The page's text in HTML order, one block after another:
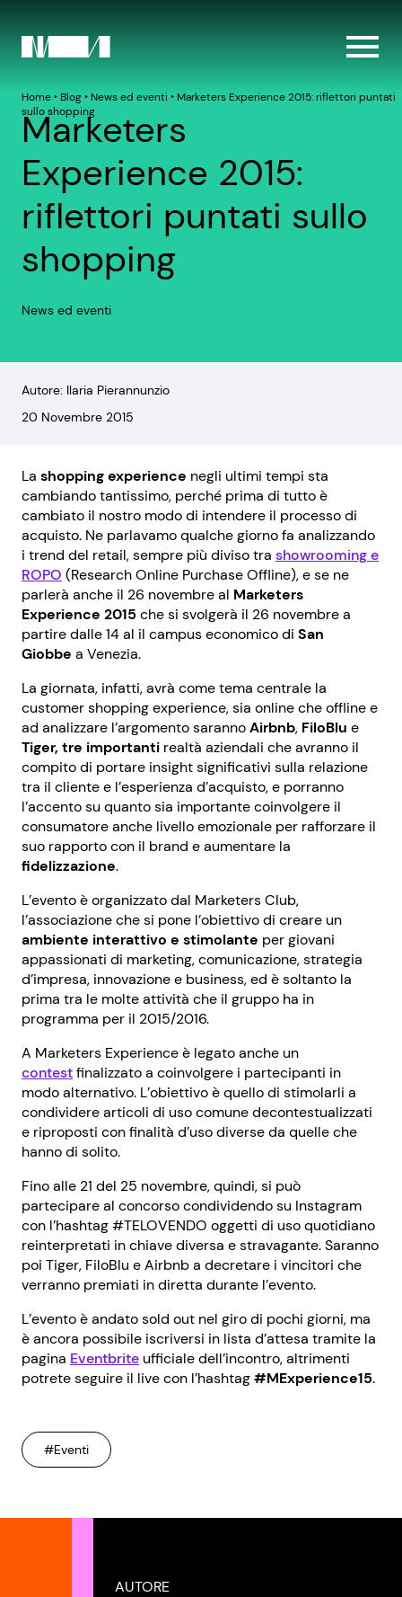
Home‣ Blog‣ News ed eventi ‣ Marketers Experience 2015: riflettori puntati
sullo shopping
Marketers
Experience 2015:
riflettori puntati sullo
shopping
News ed eventi
Autore: Ilaria Pierannunzio
20 Novembre 2015
La shopping experience negli ultimi tempi sta
cambiando tantissimo, perché prima di tutto è
cambiato il nostro modo di intendere il processo di
acquisto. Ne parlavamo qualche giorno fa analizzando
i trend del retail, sempre più diviso tra showrooming e
ROPO (Research Online Purchase Offline), e se ne
parlerà anche il 26 novembre al Marketers
Experience 2015 che si svolgerà il 26 novembre a
partire dalle 14 al il campus economico di San
Giobbe a Venezia.
La giornata, infatti, avrà come tema centrale la
customer shopping experience, sia online che offline e
ad analizzare l’argomento sarannoAirbnb, FiloBlu e
Tiger, tre importanti realtà aziendali che avranno il
compito di portare insight significativi sulla relazione
tra il cliente e l’esperienza d’acquisto, e porranno
l’accento su quanto sia importante coinvolgere il
consumatore anche livello emozionale per rafforzare il
suo rapporto con il brand e aumentare la
fidelizzazione.
L’evento è organizzato dal Marketers Club,
l’associazione che si pone l’obiettivo di creare un
ambiente interattivo e stimolante per giovani
appassionati di marketing, comunicazione, strategia
d’impresa, innovazione e business, ed è soltanto la
prima tra le molte attività che il gruppo ha in
programma per il 2015/2016.
A Marketers Experience è legato anche un
contestfinalizzato a coinvolgere i partecipanti in
modo alternativo. L’obiettivo è quello di stimolarli a
condividere articoli di uso comune decontestualizzati
e riproposti con finalità d’uso diverse da quelle che
hanno di solito.
Fino alle 21 del 25 novembre, quindi, si può
partecipare al concorso condividendo su Instagram
con l’hashtag #TELOVENDO oggetti di uso quotidiano
reinterpretati in chiave diversa e stravagante. Saranno
poi Tiger, FiloBlu e Airbnb a decretare i vincitori che
verranno premiati in diretta durante l’evento.
L’evento è andato sold out nel giro di pochi giorni, ma
è ancora possibile iscriversi in lista d’attesa tramite la
pagina Eventbrite ufficiale dell’incontro, altrimenti
potrete seguire il live con l’hashtag#MExperience15.
#Eventi
AUTORE